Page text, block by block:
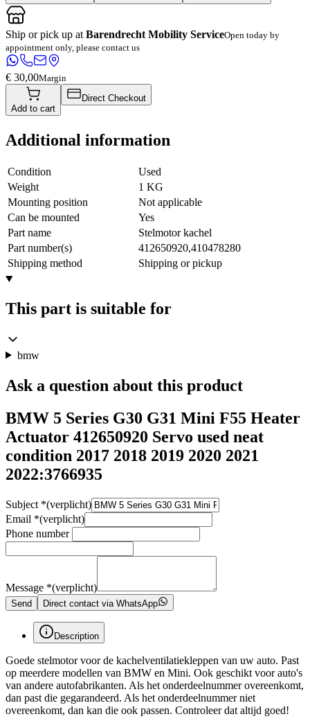
Ship or pick up at Barendrecht Mobility ServiceOpen today by
appointment only, please contact us
€ 30,00Margin
Add to cart
Direct Checkout
Additional information
Condition
Used
Weight
1 KG
Mounting position
Not applicable
Can be mounted
Yes
Part name
Stelmotor kachel
Part number(s)
412650920,410478280
Shipping method
Shipping or pickup
This part is suitable for
bmw
Ask a question about this product
BMW 5 Series G30 G31 Mini F55 Heater
Actuator 412650920 Servo used neat
condition 2017 2018 2019 2020 2021
2022:3766935
Subject *(verplicht)
Email *(verplicht)
Phone number
Message *(verplicht)
Send Direct contact via WhatsApp
Description
Goede stelmotor voor de kachelventilatiekleppen van uw auto. Past
op meerdere modellen van BMW en Mini. Ook geschikt voor auto's
van andere autofabrikanten. Als het onderdeelnummer overeenkomt,
dan past die gegarandeerd. Als het onderdeelnummer niet
overeenkomt, dan kan die ook passen. Controleer dat altijd goed!